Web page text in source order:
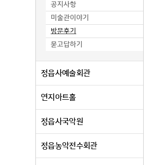
공지사항
미술관이야기
방문후기
묻고답하기
정읍사예술회관
연지아트홀
정읍사국악원
정읍농악전수회관